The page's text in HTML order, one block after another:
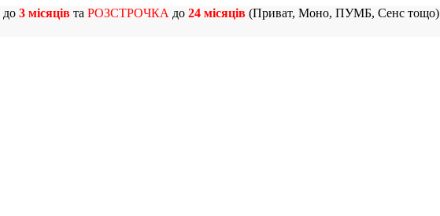
до 3 місяцівта РОЗСТРОЧКА до 24 місяців(Приват, Моно, ПУМБ, Сенс тощо)